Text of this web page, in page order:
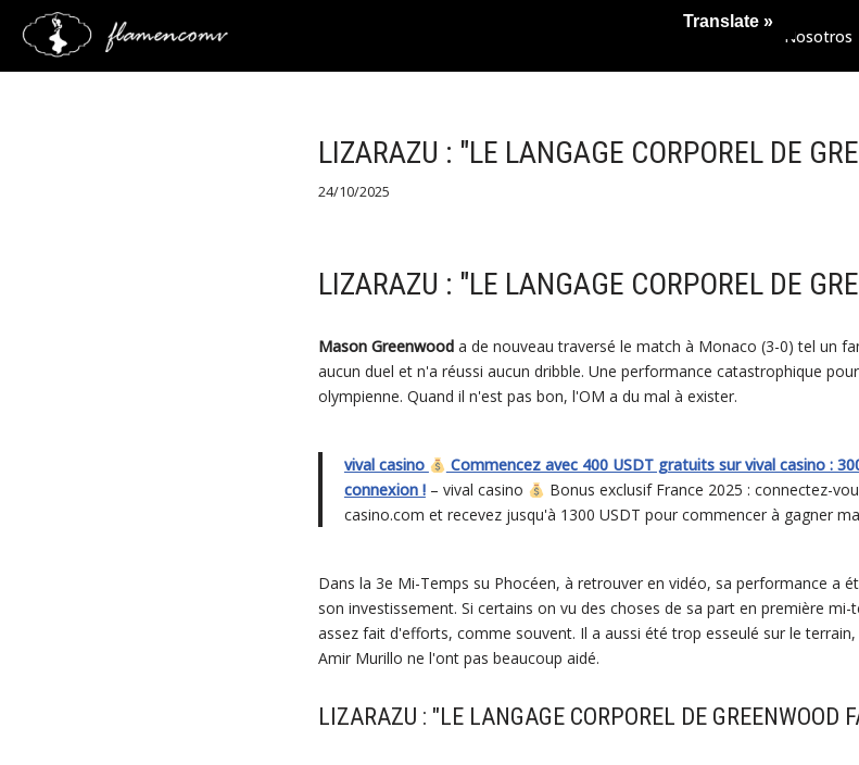
Saltar
Nosotros
LIZARAZU : "LE LANGAGE CORPOREL DE
24/10/2025
LIZARAZU : "LE LANGAGE CORPOREL DE
Mason Greenwooda de nouveau traversé le match à Monaco (3-0) tel un
aucun duel et n'a réussi aucun dribble. Une performance catastrophique
olympienne. Quand il n'est pas bon, l'OM a du mal à exister.
vival casino
Commencez avec 400 USDT gratuits sur vival casino :
connexion !– vival casino
Bonus exclusif France 2025 : connectez-
casino.com et recevez jusqu'à 1300 USDT pour commencer à gagner
Dans la 3e Mi-Temps su Phocéen, à retrouver en vidéo, sa performance a
son investissement. Si certains on vu des choses de sa part en première
assez fait d'efforts, comme souvent. Il a aussi été trop esseulé sur le
Amir Murillo ne l'ont pas beaucoup aidé.
LIZARAZU : "LE LANGAGE CORPOREL DE GREENWOOD
Translate »